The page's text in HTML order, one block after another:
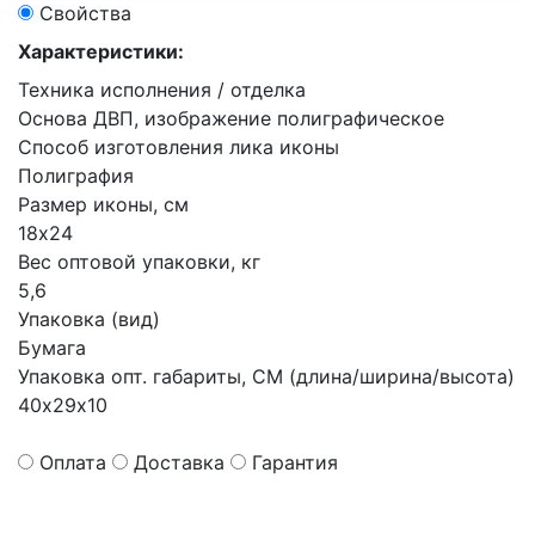
Свойства
Характеристики:
Техника исполнения / отделка
Основа ДВП, изображение полиграфическое
Способ изготовления лика иконы
Полиграфия
Размер иконы, см
18х24
Вес оптовой упаковки, кг
5,6
Упаковка (вид)
Бумага
Упаковка опт. габариты, СМ (длина/ширина/высота)
40х29х10
Оплата Доставка Гарантия